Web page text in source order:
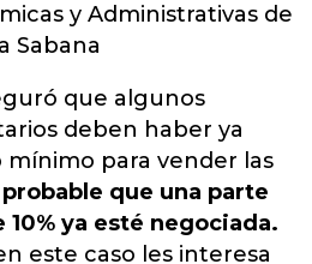
y Administrativas de
Sabana
que algunos
deben haber ya
para vender las
que una parte
ya esté negociada.
este caso les interesa